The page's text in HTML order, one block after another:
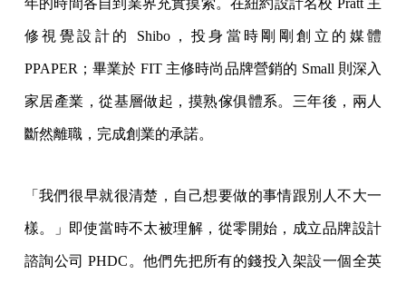
修視覺設計的 Shibo，投身當時剛剛創立的媒體
PPAPER；畢業於 FIT 主修時尚品牌營銷的 Small 則深入
家居產業，從基層做起，摸熟傢俱體系。三年後，兩人
斷然離職，完成創業的承諾。
「我們很早就很清楚，自己想要做的事情跟別人不大一
樣。」即使當時不太被理解，從零開始，成立品牌設計
諮詢公司 PHDC。他們先把所有的錢投入架設一個全英